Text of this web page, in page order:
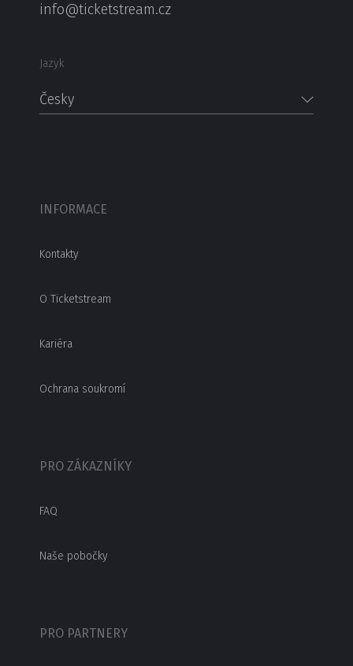
info@ticketstream.cz
Jazyk
Česky
INFORMACE
Kontakty
O Ticketstream
Kariéra
Ochrana soukromí
PRO ZÁKAZNÍKY
FAQ
Naše pobočky
PRO PARTNERY